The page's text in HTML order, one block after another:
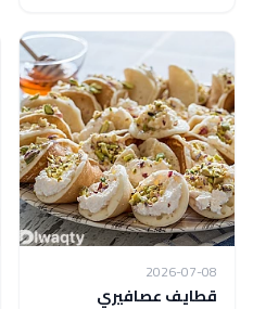
2026-07-08
قطايف عصافيري